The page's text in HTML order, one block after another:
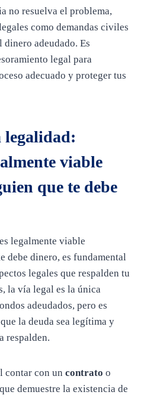
no resuelva el problema,
como demandas civiles
adeudado. Es
legal para
adecuado y proteger tus
legalidad:
viable
que te debe
legalmente viable
debe dinero, es fundamental
legales que respalden tu
la vía legal es la única
adeudados, pero es
la deuda sea legítima y
respalden.
contar con un contrato o
demuestre la existencia de